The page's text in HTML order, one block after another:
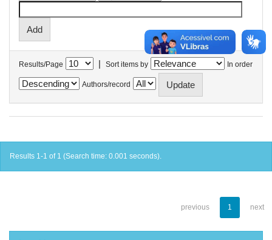
Results/Page | Sort items by In order
Authors/record
Results 1-1 of 1 (Search time: 0.001 seconds).
previous 1 next